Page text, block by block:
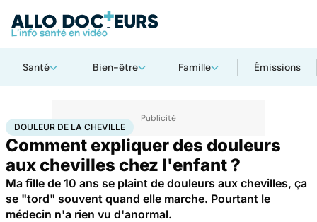
Santé Bien-être Famille Émissions
AccueilSantéMaladiesDouleur de la cheville
DOULEUR DE LA CHEVILLE
Comment expliquer des douleurs
aux chevilles chez l'enfant ?
Ma fille de 10 ans se plaint de douleurs aux chevilles, ça
se "tord" souvent quand elle marche. Pourtant le
médecin n'a rien vu d'anormal.